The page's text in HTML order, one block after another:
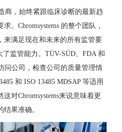
商，始终紧跟临床诊断的最新趋
。Chromsystems 的整个团队，
来满足现在和未来的所有监管要
了监管能力。TÜV-SÜD、FDA 和
问公司，检查公司的质量管理情
和 ISO 13485 MDSAP 等适用
对Chromsystems来说意味着更
果准确。